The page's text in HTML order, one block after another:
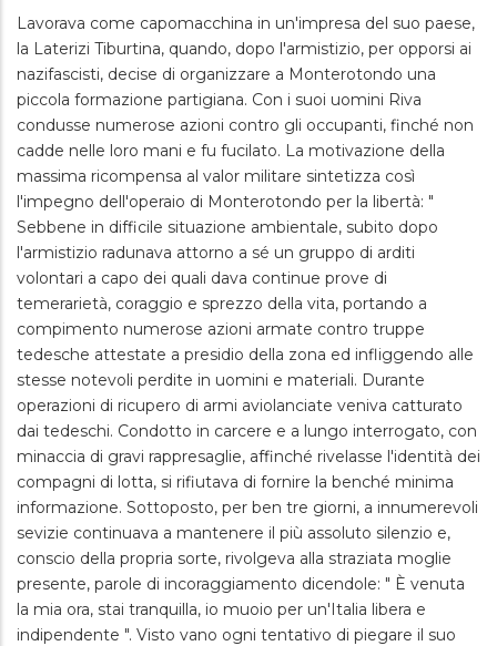
Lavorava come capomacchina in un'impresa del suo paese,
la Laterizi Tiburtina, quando, dopo l'armistizio, per opporsi ai
nazifascisti, decise di organizzare a Monterotondo una
piccola formazione partigiana. Con i suoi uomini Riva
condusse numerose azioni contro gli occupanti, finché non
cadde nelle loro mani e fu fucilato. La motivazione della
massima ricompensa al valor militare sintetizza così
l'impegno dell'operaio di Monterotondo per la libertà: "
Sebbene in difficile situazione ambientale, subito dopo
l'armistizio radunava attorno a sé un gruppo di arditi
volontari a capo dei quali dava continue prove di
temerarietà, coraggio e sprezzo della vita, portando a
compimento numerose azioni armate contro truppe
tedesche attestate a presidio della zona ed infliggendo alle
stesse notevoli perdite in uomini e materiali. Durante
operazioni di ricupero di armi aviolanciate veniva catturato
dai tedeschi. Condotto in carcere e a lungo interrogato, con
minaccia di gravi rappresaglie, affinché rivelasse l'identità dei
compagni di lotta, si rifiutava di fornire la benché minima
informazione. Sottoposto, per ben tre giorni, a innumerevoli
sevizie continuava a mantenere il più assoluto silenzio e,
conscio della propria sorte, rivolgeva alla straziata moglie
presente, parole di incoraggiamento dicendole: " È venuta
la mia ora, stai tranquilla, io muoio per un'Italia libera e
indipendente ". Visto vano ogni tentativo di piegare il suo